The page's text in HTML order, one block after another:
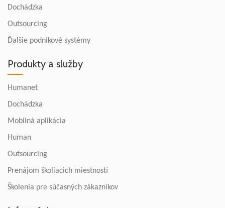
Dochádzka
Outsourcing
Ďalšie podnikové systémy
Produkty a služby
Humanet
Dochádzka
Mobilná aplikácia
Human
Outsourcing
Prenájom školiacich miestností
Školenia pre súčasných zákazníkov